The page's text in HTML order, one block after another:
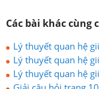
Các bài khác cùng
Lý thuyết quan hệ
Lý thuyết quan hệ
nối tri thức
Lý thuyết quan hệ